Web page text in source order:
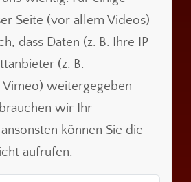
Seite (vor allem Videos)
dass Daten (z. B. Ihre IP-
(z. B.
weitergegeben
wir Ihr
können Sie die
aufrufen.